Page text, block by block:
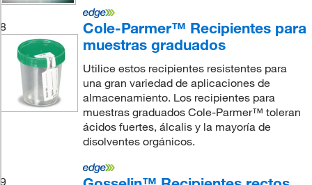
8
Cole-Parmer™ Recipientes para
muestras graduados
Utilice estos recipientes resistentes para
una gran variedad de aplicaciones de
almacenamiento. Los recipientes para
muestras graduados Cole-Parmer™ toleran
ácidos fuertes, álcalis y la mayoría de
disolventes orgánicos.
9